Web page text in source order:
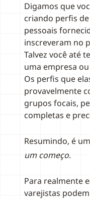
Digamos que
criando perfis
pessoais
inscreveram no
Talvez você até
uma empresa
Os perfis que
provavelmente
grupos focais,
completas e
Resumindo, é
um começo.
Para realmente
varejistas